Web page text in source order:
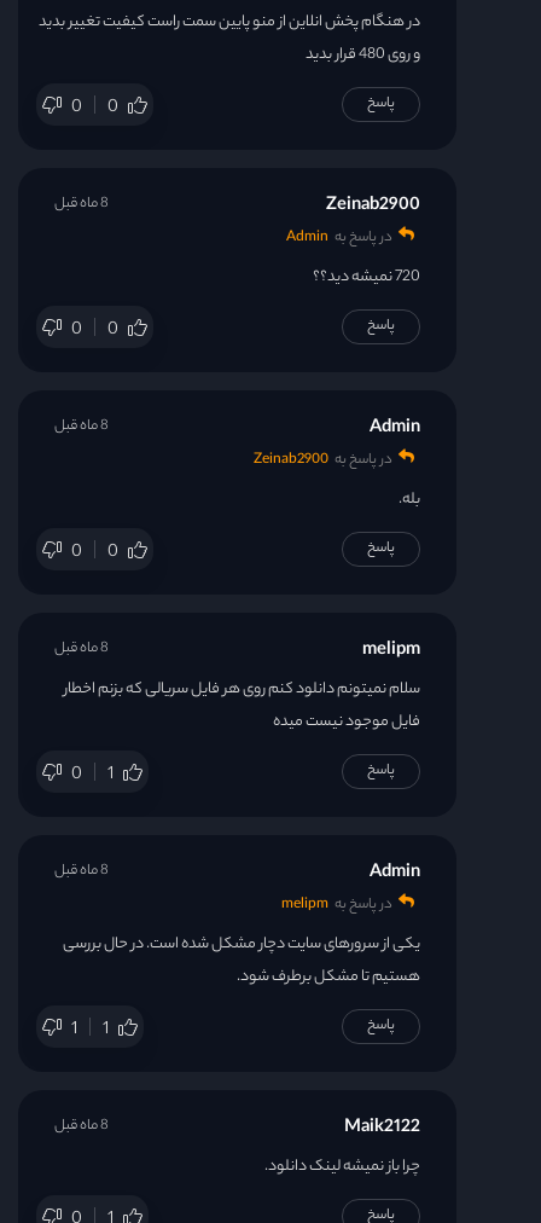
در هنگام پخش انلاین از منو پایین سمت راست کیفیت تغییر بدید
و روی 480 قرار بدید
0 0 پاسخ
Zeinab2900
در پاسخ به Admin
720 نمیشه دید؟؟
0 0
8 ماه قبل
پاسخ
Admin
در پاسخ به Zeinab2900
بله.
0 0
8 ماه قبل
پاسخ
melipm
سلام نمیتونم دانلود کنم روی هر فایل سریالی که بزنم اخطار
فایل موجود نیست میده
0 1
8 ماه قبل
پاسخ
Admin
در پاسخ به melipm
یکی از سرورهای سایت دچار مشکل شده است. در حال بررسی
هستیم تا مشکل برطرف شود.
1 1
8 ماه قبل
پاسخ
Maik2122
چرا باز نمیشه لینک دانلود.
8 ماه قبل
پاسخ